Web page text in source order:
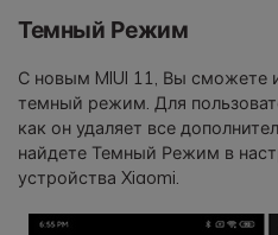
Темный Режим
С новым MIUI 11, Вы сможете
темный режим. Для
как он удаляет все
найдете Темный Режим в
устройства Xiaomi.